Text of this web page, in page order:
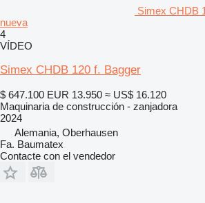
Simex CHDB
nueva
4
VÍDEO
Simex CHDB 120 f. Bagger
$ 647.100 EUR 13.950 ≈ US$ 16.120
Maquinaria de construcción - zanjadora
2024
Alemania, Oberhausen
Fa. Baumatex
Contacte con el vendedor